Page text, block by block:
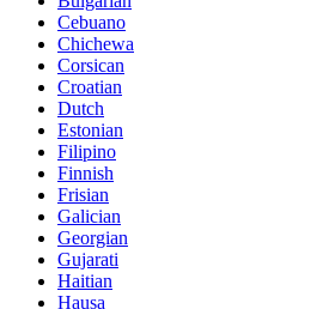
Cebuano
Chichewa
Corsican
Croatian
Dutch
Estonian
Filipino
Finnish
Frisian
Galician
Georgian
Gujarati
Haitian
Hausa